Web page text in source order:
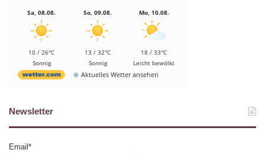
Sa, 08.08.
10 / 26°C
Sonnig
So, 09.08.
13 / 32°C
Sonnig
Mo, 10.08.
18 / 33°C
Leicht bewölkt
Aktuelles Wetter ansehen
Newsletter
Email*